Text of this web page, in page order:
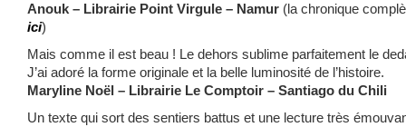
Anouk – Librairie Point Virgule – Namur (la chronique
ici)
Mais comme il est beau ! Le dehors sublime parfaitement le
J’ai adoré la forme originale et la belle luminosité de l’histoire.
Maryline Noël – Librairie Le Comptoir – Santiago du Chili
Un texte qui sort des sentiers battus et une lecture très